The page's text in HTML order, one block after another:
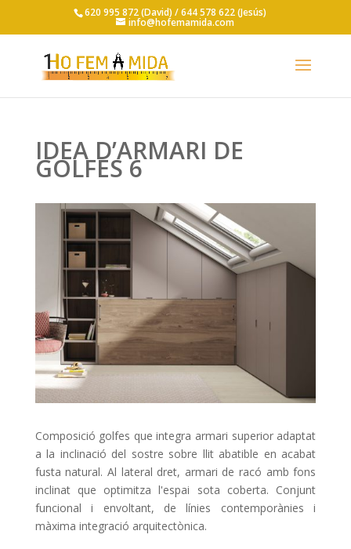
620 995 872 (David) /644 578 622 (Jesús)
info@hofemamida.com
IDEA D’ARMARI DE
GOLFES 6
Composició golfes que integra armari superior adaptat
a la inclinació del sostre sobre llit abatible en acabat
fusta natural. Al lateral dret, armari de racó amb fons
inclinat que optimitza l'espai sota coberta. Conjunt
funcional i envoltant, de línies contemporànies i
màxima integració arquitectònica.